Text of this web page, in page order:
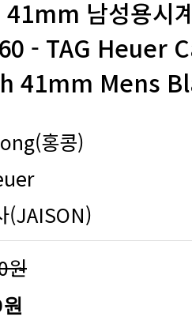
41mm Mens
홍콩)
(JAISON)
원